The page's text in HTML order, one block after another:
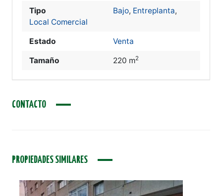
Tipo Bajo, Entreplanta,
Local Comercial
Estado Venta
Tamaño 220 m2
CONTACTO
PROPIEDADES SIMILARES